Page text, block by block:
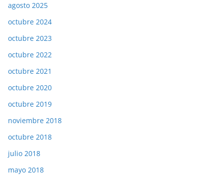
agosto 2025
octubre 2024
octubre 2023
octubre 2022
octubre 2021
octubre 2020
octubre 2019
noviembre 2018
octubre 2018
julio 2018
mayo 2018